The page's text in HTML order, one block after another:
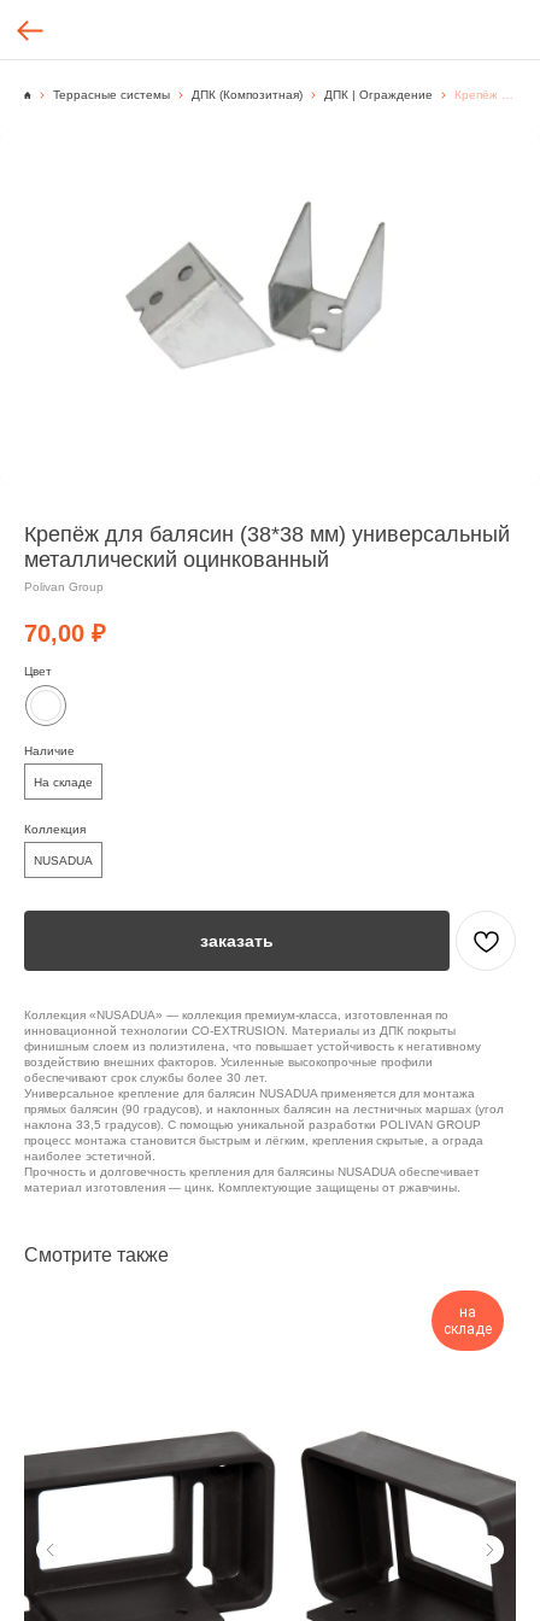
Террасные системы ДПК (Композитная) ДПК | Ограждение
Крепёж для балясин (38*38 мм) универсальный
металлический оцинкованный
Polivan Group
70,00 ₽
Цвет
Наличие
На складе
Коллекция
NUSADUA
заказать
Коллекция «NUSADUA» — коллекция премиум-класса, изготовленная по
инновационной технологии CO-EXTRUSION. Материалы из ДПК покрыты
финишным слоем из полиэтилена, что повышает устойчивость к негативному
воздействию внешних факторов. Усиленные высокопрочные профили
обеспечивают срок службы более 30 лет.
Универсальное крепление для балясин NUSADUA применяется для монтажа
прямых балясин (90 градусов), и наклонных балясин на лестничных маршах (угол
наклона 33,5 градусов). С помощью уникальной разработки POLIVAN GROUP
процесс монтажа становится быстрым и лёгким, крепления скрытые, а ограда
наиболее эстетичной.
Прочность и долговечность крепления для балясины NUSADUA обеспечивает
материал изготовления — цинк. Комплектующие защищены от ржавчины.
Смотрите также
на
складе